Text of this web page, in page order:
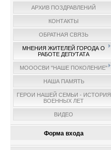
АРХИВ ПОЗДРАВЛЕНИЙ
КОНТАКТЫ
ОБРАТНАЯ СВЯЗЬ
МНЕНИЯ ЖИТЕЛЕЙ ГОРОДА О
РАБОТЕ ДЕПУТАТА
МОООСВИ "НАШЕ ПОКОЛЕНИЕ"
НАША ПАМЯТЬ
ГЕРОИ НАШЕЙ СЕМЬИ - ИСТОРИЯ
ВОЕННЫХ ЛЕТ
ВИДЕО
Форма входа